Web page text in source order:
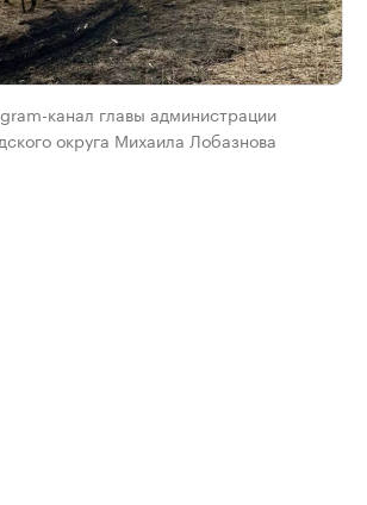
канал главы администрации
округа Михаила Лобазнова